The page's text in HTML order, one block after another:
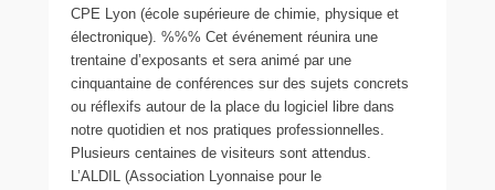
CPE Lyon (école supérieure de chimie, physique et
électronique). %%% Cet événement réunira une
trentaine d’exposants et sera animé par une
cinquantaine de conférences sur des sujets concrets
ou réflexifs autour de la place du logiciel libre dans
notre quotidien et nos pratiques professionnelles.
Plusieurs centaines de visiteurs sont attendus.
L’ALDIL (Association Lyonnaise pour le